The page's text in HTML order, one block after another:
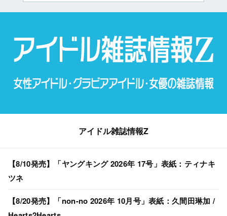
アイドル雑誌情報Z
【8/10発売】「ヤングキング 2026年 17号」表紙：ティナキ
ツネ
【8/20発売】「non-no 2026年 10月号」表紙：久間田琳加 /